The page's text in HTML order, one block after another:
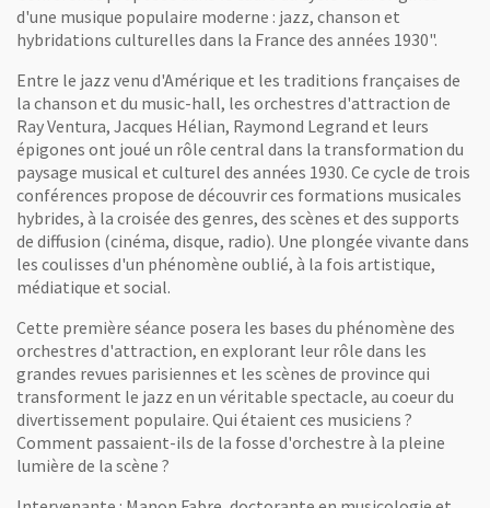
d'une musique populaire moderne : jazz, chanson et
hybridations culturelles dans la France des années 1930".
Entre le jazz venu d'Amérique et les traditions françaises de
la chanson et du music-hall, les orchestres d'attraction de
Ray Ventura, Jacques Hélian, Raymond Legrand et leurs
épigones ont joué un rôle central dans la transformation du
paysage musical et culturel des années 1930. Ce cycle de trois
conférences propose de découvrir ces formations musicales
hybrides, à la croisée des genres, des scènes et des supports
de diffusion (cinéma, disque, radio). Une plongée vivante dans
les coulisses d'un phénomène oublié, à la fois artistique,
médiatique et social.
Cette première séance posera les bases du phénomène des
orchestres d'attraction, en explorant leur rôle dans les
grandes revues parisiennes et les scènes de province qui
transforment le jazz en un véritable spectacle, au coeur du
divertissement populaire. Qui étaient ces musiciens ?
Comment passaient-ils de la fosse d'orchestre à la pleine
lumière de la scène ?